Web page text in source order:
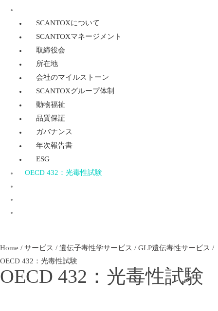
SCANTOXについて
SCANTOXマネージメント
取締役会
所在地
会社のマイルストーン
SCANTOXグループ体制
動物福祉
品質保証
ガバナンス
年次報告書
ESG
OECD 432：光毒性試験
Home / サービス / 遺伝子毒性学サービス / GLP遺伝毒性サービス /
OECD 432：光毒性試験
OECD 432：光毒性試験